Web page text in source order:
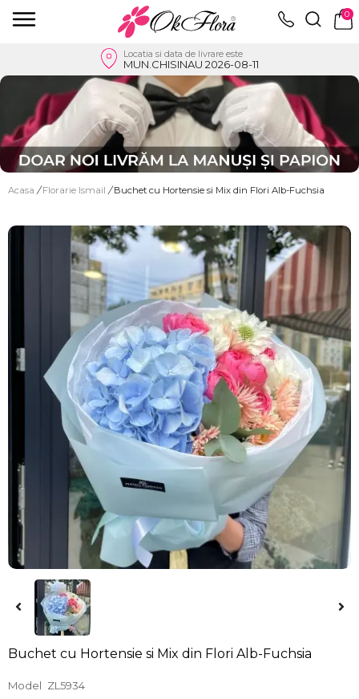
0
Locatia si data de livrare este
MUN.CHISINAU 2026-08-11
Acasa / Florarie Ismail / Buchet cu Hortensie si Mix din Flori Alb-Fuchsia
Buchet cu Hortensie si Mix din Flori Alb-Fuchsia
Model ZL5934